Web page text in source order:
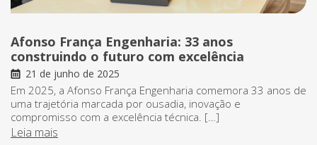
Afonso França Engenharia: 33 anos
construindo o futuro com excelência
21 de junho de 2025
Em 2025, a Afonso França Engenharia comemora 33 anos de
uma trajetória marcada por ousadia, inovação e
compromisso com a excelência técnica. […]
Leia mais